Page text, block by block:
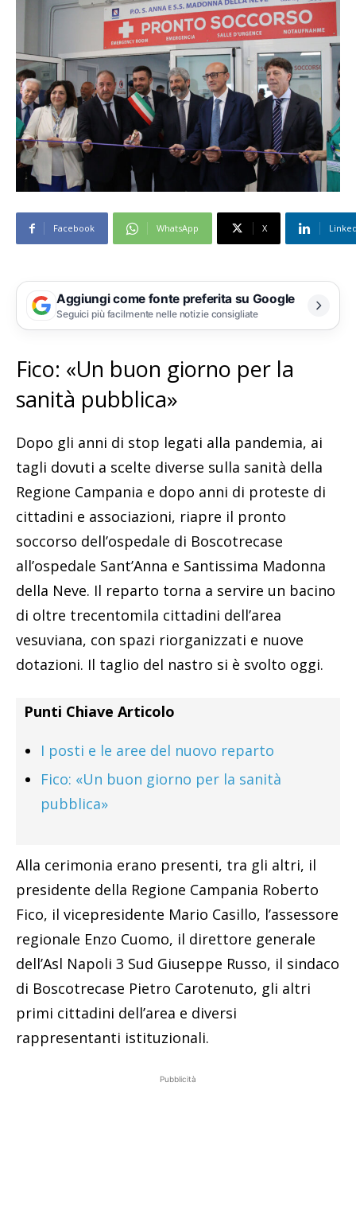
Facebook WhatsApp X
Aggiungi come fonte preferita su Google
Seguici più facilmente nelle notizie consigliate
Fico: «Un buon giorno per la
sanità pubblica»
Dopo gli anni di stop legati alla pandemia, ai
tagli dovuti a scelte diverse sulla sanità della
Regione Campania e dopo anni di proteste di
cittadini e associazioni, riapre il pronto
soccorso dell’ospedale di Boscotrecase
all’ospedale Sant’Anna e Santissima Madonna
della Neve. Il reparto torna a servire un bacino
di oltre trecentomila cittadini dell’area
vesuviana, con spazi riorganizzati e nuove
dotazioni. Il taglio del nastro si è svolto oggi.
Punti Chiave Articolo
I posti e le aree del nuovo reparto
Fico: «Un buon giorno per la sanità
pubblica»
Alla cerimonia erano presenti, tra gli altri, il
presidente della Regione Campania Roberto
Fico, il vicepresidente Mario Casillo, l’assessore
regionale Enzo Cuomo, il direttore generale
dell’Asl Napoli 3 Sud Giuseppe Russo, il sindaco
di Boscotrecase Pietro Carotenuto, gli altri
primi cittadini dell’area e diversi
rappresentanti istituzionali.
Pubblicità